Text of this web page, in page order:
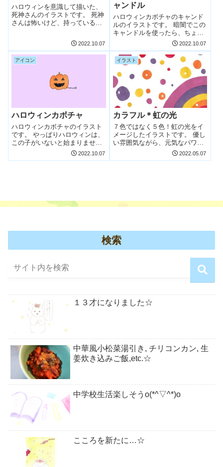
ハロウィンを意識して描いた、
死神さんのイラストです。 死神
さんは怖いけど、持っているカ
イラスト】ハロウィン死神 個人
で楽しむ範囲でのみ、ご利用い
ただけるフリーアイコンです。
2022.10.07
ャンドル
ハロウィンカボチャのキャンド
ルのイラストです。 暗闇でこの
キャンドルを使ったら、ちょっ
と不気味かもしれません💦笑い
【無料イラスト】ハロウィンカ
ボチャのキャンドル 個人で楽し
む範囲でのみ、ご利用いただけ
るフリーアイ...
2022.10.07
アイコン
ハロウィンカボチャ
ハロウィンカボチャのイラスト
です。 やっぱりハロウィンは、
この子がいないと始まりません
ね(≧▽≦) 【無料イラスト】ハロ
ウィンカボチャ 個人で楽しむ範
2022.10.07
イラスト
カラフル＊虹の光
７色ではなく５色！虹の光をイ
メージしたイラストです。 優し
い雰囲気ながら、元気なパワー
もお届けできますように…☆
【無料イラスト】カラフル＊虹
2022.05.07
検索
１３才になりました☆
中華風小松菜湯引き, チリコンカン, 生
姜炊き込みご飯,etc.☆
中学校生活楽しそうo(*^▽^*)o
こころを新たに…☆